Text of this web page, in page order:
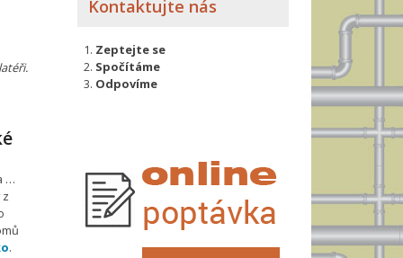
…
.
Kontaktujte nás
Zeptejte se
Spočítáme
Odpovíme